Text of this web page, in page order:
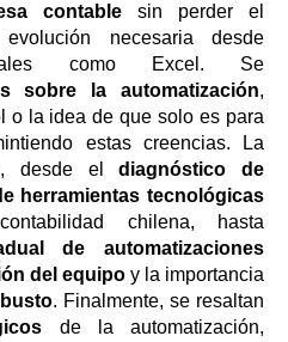
contable sin perder el
necesaria desde
como Excel. Se
sobre la automatización,
o la idea de que solo es para
estas creencias. La
desde eldiagnóstico de
herramientas tecnológicas
chilena, hasta
de automatizaciones
del equipo y la importancia
. Finalmente, se resaltan
de la automatización,